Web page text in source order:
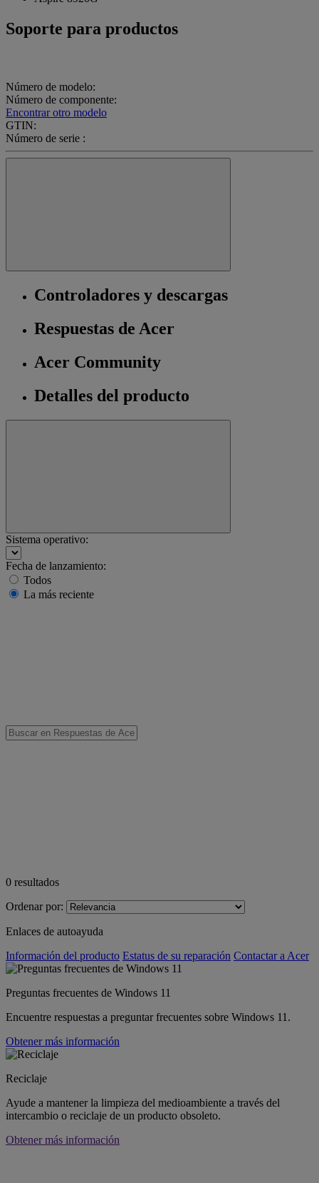
Soporte para productos
Número de modelo:
Número de componente:
Encontrar otro modelo
GTIN:
Número de serie :
Controladores y descargas
Respuestas de Acer
Acer Community
Detalles del producto
Sistema operativo:
Fecha de lanzamiento:
Todos
La más reciente
0 resultados
Ordenar por:
Enlaces de autoayuda
Información del producto Estatus de su reparación Contactar a Acer
Preguntas frecuentes de Windows 11
Encuentre respuestas a preguntar frecuentes sobre Windows 11.
Obtener más información
Reciclaje
Ayude a mantener la limpieza del medioambiente a través del
intercambio o reciclaje de un producto obsoleto.
Obtener más información